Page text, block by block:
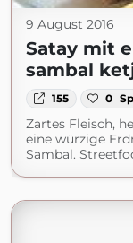
9 August 2016
Satay mit
sambal
155 0
Zartes Fleisch,
eine würzige
Sambal.